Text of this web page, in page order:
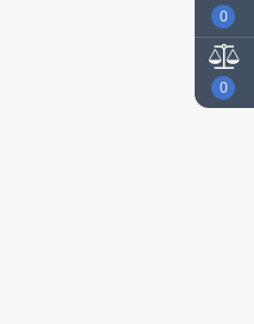
0
0